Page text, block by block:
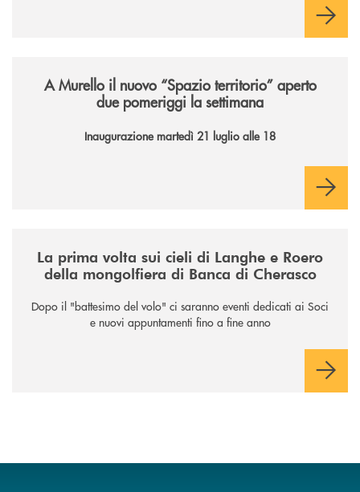
A Murello il nuovo “Spazio territorio” aperto
due pomeriggi la settimana
Inaugurazione martedì 21 luglio alle 18
La prima volta sui cieli di Langhe e Roero
della mongolfiera di Banca di Cherasco
Dopo il "battesimo del volo" ci saranno eventi dedicati ai Soci
e nuovi appuntamenti fino a fine anno